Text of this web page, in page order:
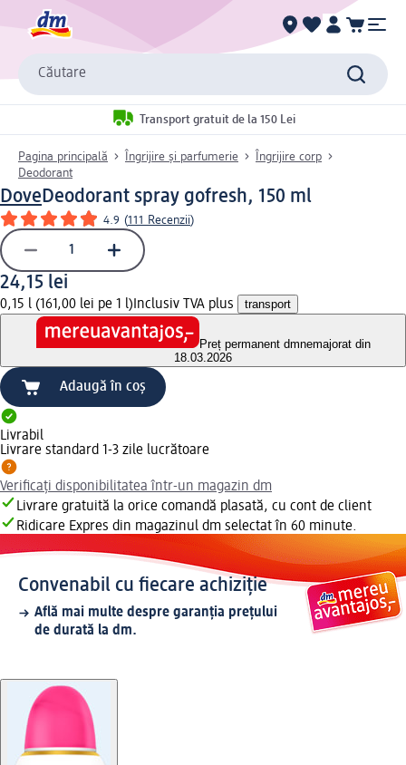
Căutare
Transport gratuit de la 150 Lei
Pagina principală Îngrijire și parfumerie
Îngrijire corp
Deodorant
DoveDeodorant spray gofresh, 150 ml
4.9 (111 Recenzii)
24,15 lei
0,15 l (161,00 lei pe 1 l) Inclusiv TVA plus transport
Preț permanent dmnemajorat din
18.03.2026
Adaugă în coș
Livrabil
Livrare standard 1-3 zile lucrătoare
Verificați disponibilitatea într-un magazin dm
Livrare gratuită la orice comandă plasată, cu cont de client
Ridicare Expres din magazinul dm selectat în 60 minute.
Convenabil cu fiecare achiziție
Află mai multe despre garanția prețului
de durată la dm.